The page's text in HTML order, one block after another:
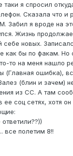
я спросил
Сказала что и
Забил я вроде на
Жизнь
себе новых.
как бы по факам. Но
то на меня нашло
(Главная ошибка),
(блин и зачем)
из СС. А там
ее соц сетях, хотя он
все полетим 8!!